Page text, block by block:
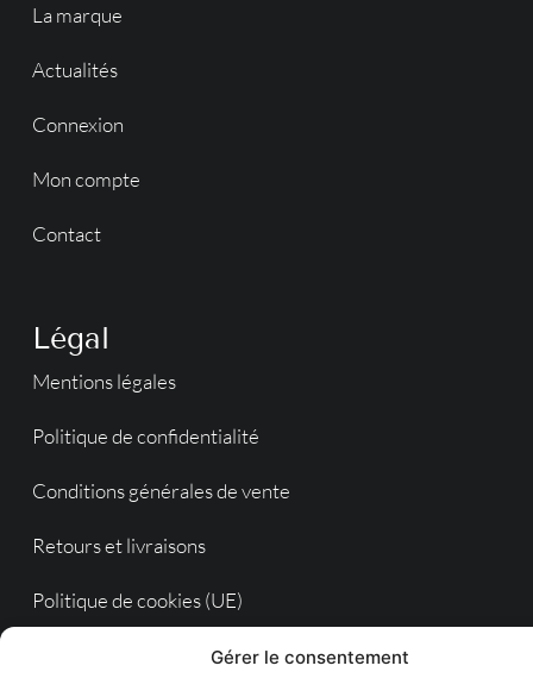
Gérer le consentement
La marque
Actualités
Connexion
Mon compte
Contact
Légal
Mentions légales
Politique de confidentialité
Conditions générales de vente
Retours et livraisons
Politique de cookies (UE)